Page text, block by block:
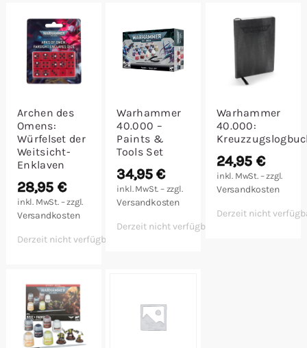
Malen/Modellbau
Rollenspiele
Spielzubehör
Tabletop
Würfel
Archen des
Omens:
Würfelset der
Weitsicht-
Enklaven
28,95 €
inkl. MwSt. – zzgl.
Versandkosten
Derzeit nicht verfügbar
Warhammer
40.000 –
Paints &
Tools Set
34,95€
inkl. MwSt. – zzgl.
Versandkosten
Derzeit nicht verfügbar
Warhammer
40.000:
24,95 €
inkl. MwSt. – zzgl.
Versandkosten
Derzeit nicht